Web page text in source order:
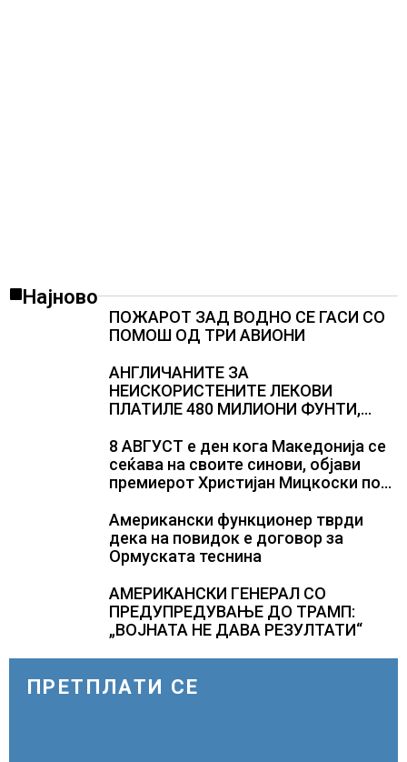
Најново
ПОЖАРОТ ЗАД ВОДНО СЕ ГАСИ СО
ПОМОШ ОД ТРИ АВИОНИ
АНГЛИЧАНИТЕ ЗА
НЕИСКОРИСТЕНИТЕ ЛЕКОВИ
ПЛАТИЛЕ 480 МИЛИОНИ ФУНТИ,
само лекови што навистина им се
потребни
8 АВГУСТ е ден кога Македонија се
сеќава на своите синови, објави
премиерот Христијан Мицкоски по
загинувањето на десетмината
прилепски бранители
Американски функционер тврди
дека на повидок е договор за
Ормуската теснина
АМЕРИКАНСКИ ГЕНЕРАЛ СО
ПРЕДУПРЕДУВАЊЕ ДО ТРАМП:
„ВОЈНАТА НЕ ДАВА РЕЗУЛТАТИ“
ПРЕТПЛАТИ СЕ